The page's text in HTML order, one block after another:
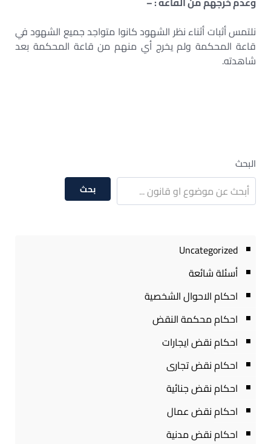
نلتمس أثبات أثناء نظر الشهود كانوا متواجد جميع الشهود في
قاعة المحكمة ولم يخرج أي منهم من قاعة المحكمة بعد
شاهدته.
البحث
بحث
Uncategorized
أسئلة شائعة
احكام الاحوال الشخصية
احكام محكمة النقض
احكام نقض ايجارات
احكام نقض تجارى
احكام نقض جنائية
احكام نقض عمال
احكام نقض مدنية